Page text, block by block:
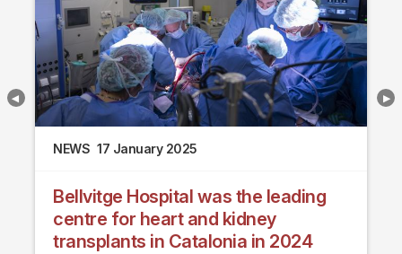
NEWS 17 January 2025
Bellvitge Hospital was the leading
centre for heart and kidney
transplants in Catalonia in 2024